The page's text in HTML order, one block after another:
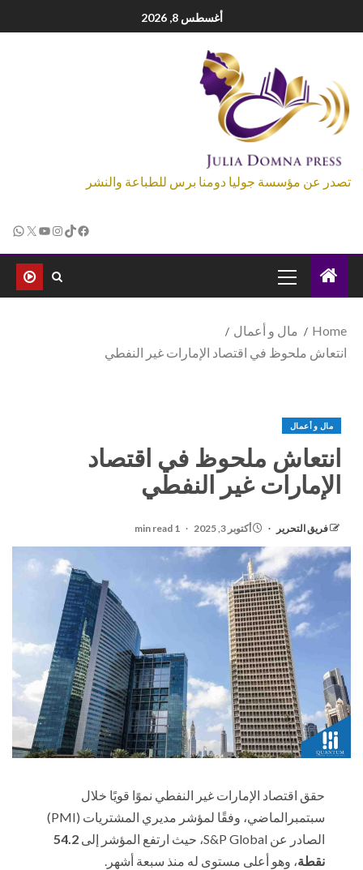
أغسطس 8, 2026
تصدر عن مؤسسة جوليا دومنا برس للطباعة والنشر
Home
مال و أعمال
انتعاش ملحوظ في اقتصاد الإمارات غير النفطي
مال و أعمال
انتعاش ملحوظ في اقتصاد
الإمارات غير النفطي
فريق التحرير أكتوبر 3, 2025 1 min read
حقق اقتصاد الإمارات غير النفطي نموًا قويًا خلال
سبتمبرالماضي، وفقًا لمؤشر مديري المشتريات (PMI)
الصادر عن S&P Global، حيث ارتفع المؤشر إلى
54.2
نقطة، وهو أعلى مستوى له منذ سبعة أشهر.